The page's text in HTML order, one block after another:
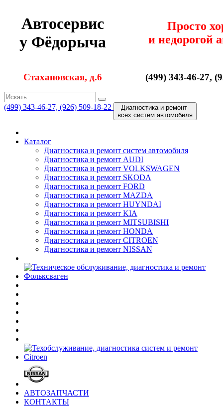
Автосервис
у Фёдорыча
Просто
и недорогой
Стахановская, д.6 (499) 343-46-27,
(499) 343-46-27, (926) 509-18-22
Диагностика и ремонт
всех cистем автомобиля
Каталог
Диагностика и ремонт cистем автомобиля
Диагностика и ремонт AUDI
Диагностика и ремонт VOLKSWAGEN
Диагностика и ремонт SKODA
Диагностика и ремонт FORD
Диагностика и ремонт MAZDA
Диагностика и ремонт HUYNDAI
Диагностика и ремонт KIA
Диагностика и ремонт MITSUBISHI
Диагностика и ремонт HONDA
Диагностика и ремонт CITROEN
Диагностика и ремонт NISSAN
АВТОЗАПЧАСТИ
КОНТАКТЫ